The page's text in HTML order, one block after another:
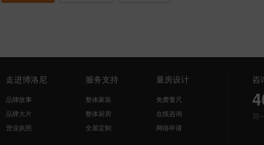
走进博洛尼
品牌故事
品牌大片
营业执照
服务支持
整体家装
整体厨房
全屋定制
量房设计
免费量尺
在线咨询
网络申请
咨
周